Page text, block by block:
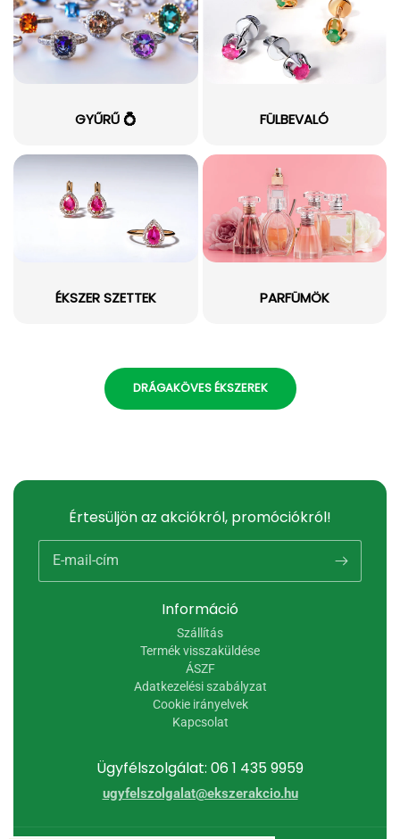
GYŰRŰ 💍 FÜLBEVALÓ
ÉKSZER SZETTEK PARFÜMÖK
DRÁGAKÖVES ÉKSZEREK
Ügyfélszolgálat: 06 1 435 9959
ugyfelszolgalat@ekszerakcio.hu
Információ
Szállítás
Termék visszaküldése
ÁSZF
Adatkezelési szabályzat
Cookie irányelvek
Kapcsolat
Értesüljön az akciókról, promóciókról!
E-mail-cím